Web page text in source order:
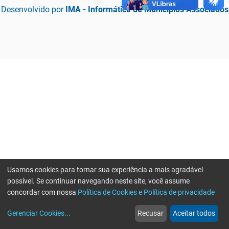
Desenvolvido por IMA - Informática de Municípios Associados
web
Notícias
more_horiz
Mais
Usamos cookies para tornar sua experiência a mais agradável
possível. Se continuar navegando neste site, você assume
concordar com nossa Política de Cookies e Política de privacidade
Gerenciar Cookies... Recusar Aceitar todos
Erro ao enviar informações, por favor tente novamente